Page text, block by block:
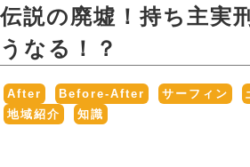
伝説の廃墟！持ち主実
うなる！？
After Before-After サーフィン
地域紹介 知識